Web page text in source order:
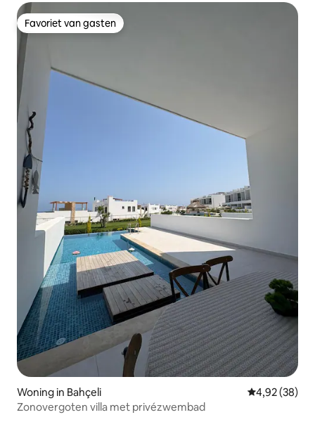
Favoriet van gasten
Favoriet van gasten
Woning in Bahçeli Gemiddelde
4,92 (38)
Zonovergoten villa met privézwembad